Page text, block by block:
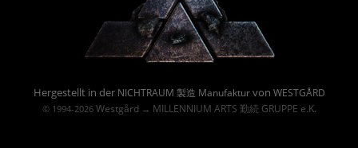
Hergestellt in der NICHTRAUM 製造 Manufakturvon WESTGÅRD
© 1994-2026 Westgård→ MILLENNIUM ARTS 勤続 GRUPPE e.K.
Powered By :